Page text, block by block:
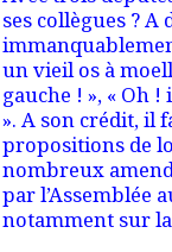
ses collègues ? A
un vieil os à
gauche ! », « Oh
». A son crédit, il
propositions de
nombreux
par l’Assemblée
notamment sur